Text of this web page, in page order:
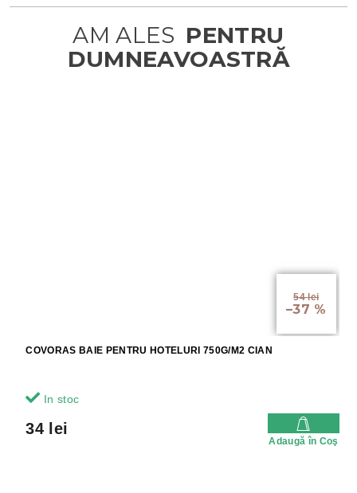
54 lei
–37 %
COVORAS BAIE PENTRU HOTELURI 750G/M2 CIAN
In stoc
34 lei
Adaugă în Coş